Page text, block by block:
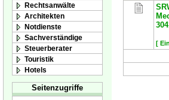
Rechtsanwälte
Architekten
Notdienste
Sachverständige
Steuerberater
Touristik
Hotels
Seitenzugriffe
[